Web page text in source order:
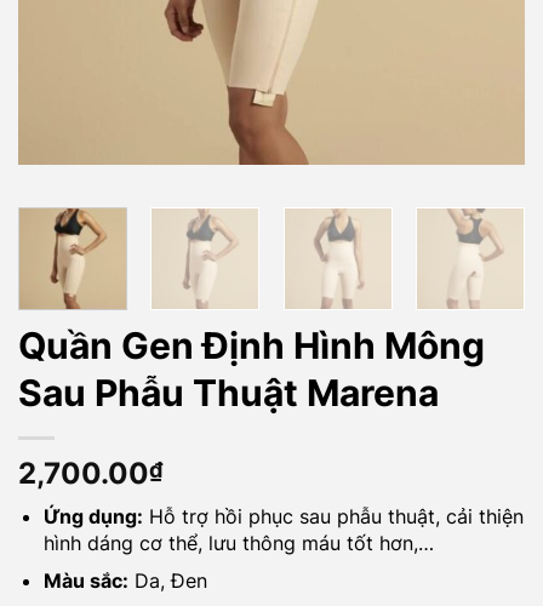
Quần Gen Định Hình Mông
Sau Phẫu Thuật Marena
2,700.00₫
Ứng dụng: Hỗ trợ hồi phục sau phẫu thuật, cải thiện
hình dáng cơ thể, lưu thông máu tốt hơn,…
Màu sắc: Da, Đen